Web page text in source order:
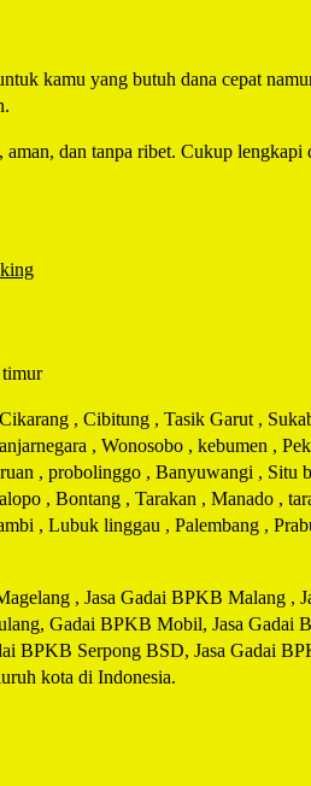
kamu yang butuh dana cepat
dan tanpa ribet. Cukup
timur
, Cibitung , Tasik Garut ,
, Wonosobo , kebumen ,
, probolinggo , Banyuwangi , Situ
, Bontang , Tarakan , Manado ,
, Lubuk linggau , Palembang ,
, Jasa Gadai BPKB Malang ,
Gadai BPKB Mobil, Jasa Gadai
BPKB Serpong BSD, Jasa Gadai
kota di Indonesia.